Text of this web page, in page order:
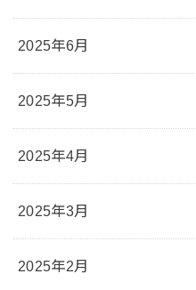
2025年6月
2025年5月
2025年4月
2025年3月
2025年2月